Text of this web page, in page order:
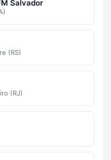
Salvador
(RS)
(RJ)